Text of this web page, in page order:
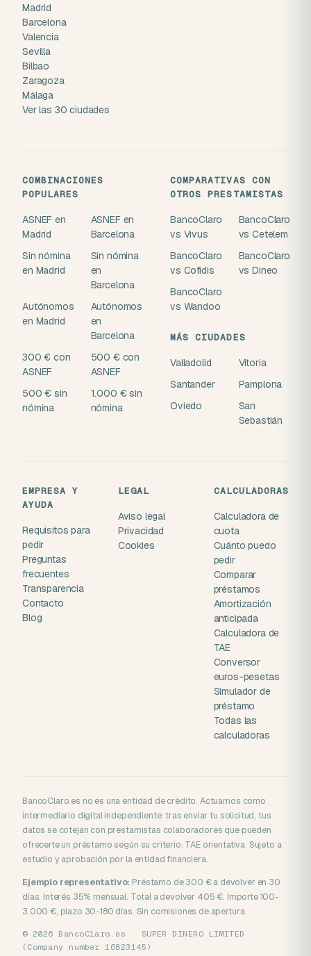
Madrid
Barcelona
Valencia
Sevilla
Bilbao
Zaragoza
Málaga
Ver las 30 ciudades
COMBINACIONES
POPULARES
ASNEF en
Madrid
ASNEF en
Barcelona
Sin nómina
en Madrid
Sin nómina
en
Barcelona
Autónomos
en Madrid
Autónomos
en
Barcelona
300 € con
ASNEF
500 € con
ASNEF
500 € sin
nómina
1.000 € sin
nómina
COMPARATIVAS CON
OTROS PRESTAMISTAS
BancoClaro
vs Vivus
BancoClaro
vs Cetelem
BancoClaro
vs Cofidis
BancoClaro
vs Dineo
BancoClaro
vs Wandoo
MÁS CIUDADES
Valladolid
Vitoria
Santander
Pamplona
Oviedo
San
Sebastián
EMPRESA Y
AYUDA
Requisitos para
pedir
Preguntas
frecuentes
Transparencia
Contacto
Blog
LEGAL
Aviso legal
Privacidad
Cookies
CALCULADORAS
Calculadora de
cuota
Cuánto puedo
pedir
Comparar
préstamos
Amortización
anticipada
Calculadora de
TAE
Conversor
euros-pesetas
Simulador de
préstamo
Todas las
calculadoras
BancoClaro.es no es una entidad de crédito. Actuamos como
intermediario digital independiente: tras enviar tu solicitud, tus
datos se cotejan con prestamistas colaboradores que pueden
ofrecerte un préstamo según su criterio. TAE orientativa. Sujeto a
estudio y aprobación por la entidad financiera.
Ejemplo representativo: Préstamo de 300 € a devolver en 30
días. Interés 35% mensual. Total a devolver 405 €. Importe 100-
3.000 €, plazo 30-180 días. Sin comisiones de apertura.
© 2026 BancoClaro.es · SUPER DINERO LIMITED
(Company number 16823145)